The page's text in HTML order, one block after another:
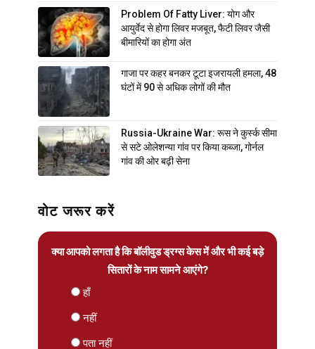
Problem Of Fatty Liver: योग और
आयुर्वेद से होगा लिवर मजबूत, फैटी लिवर जैसी
बीमारियों का होगा अंत
गाजा पर कहर बनकर टूटा इजरायली हमला, 48
घंटों में 90 से अधिक लोगों की मौत
Russia-Ukraine War: रूस ने कुर्स्क सीमा
से सटे ओलेशन्या गांव पर किया कब्जा, गोर्नल
गांव की ओर बढ़ी सेना
वोट जरूर करें
क्या आपको लगता है कि बॉलीवुड ड्रग्स केस में और भी कई बड़े
सितारों के नाम सामने आएंगे?
हाँ
नहीं
पता नहीं